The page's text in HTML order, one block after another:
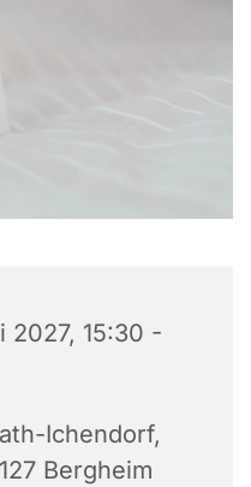
2027, 15:30 -
Ichendorf,
Bergheim